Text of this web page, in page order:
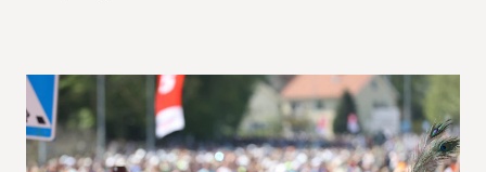
Funktionär/Volontär